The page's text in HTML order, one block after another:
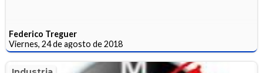
Federico Treguer
Viernes, 24 de agosto de 2018